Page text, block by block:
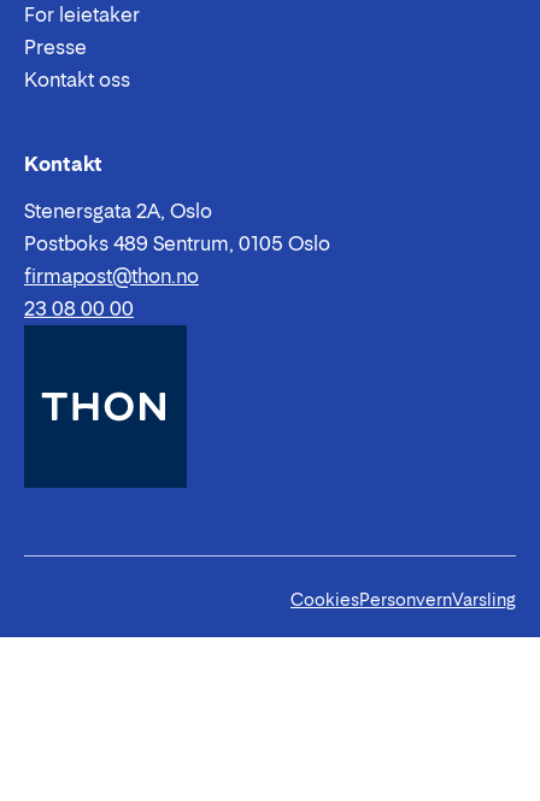
For leietaker
Presse
Kontakt oss
Kontakt
Stenersgata 2A, Oslo
Postboks 489 Sentrum, 0105 Oslo
Epost:
firmapost@thon.no
Telefon:
23 08 00 00
CookiesPersonvernVarsling